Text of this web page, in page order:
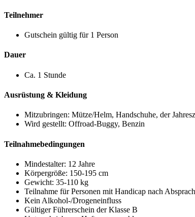
Teilnehmer
Gutschein gültig für 1 Person
Dauer
Ca. 1 Stunde
Ausrüstung & Kleidung
Mitzubringen: Mütze/Helm, Handschuhe, der
Wird gestellt: Offroad-Buggy, Benzin
Teilnahmebedingungen
Mindestalter: 12 Jahre
Körpergröße: 150-195 cm
Gewicht: 35-110 kg
Teilnahme für Personen mit Handicap nach
Kein Alkohol-/Drogeneinfluss
Gültiger Führerschein der Klasse B